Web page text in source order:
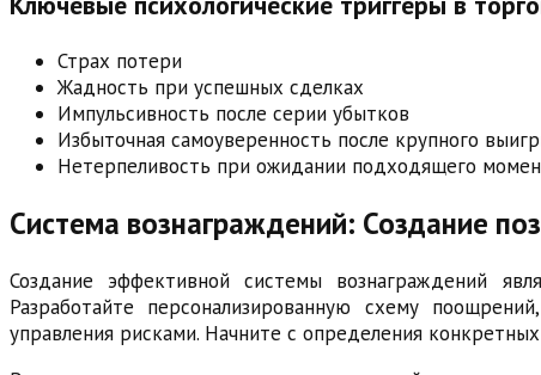
Страх потери
Жадность при успешных сделках
Импульсивность после серии убытков
Избыточная самоуверенность после крупного
Нетерпеливость при ожидании подходящего
Система вознаграждений: Создание
Создание эффективной системы вознаграждений
Разработайте персонализированную схему
управления рисками. Начните с определения